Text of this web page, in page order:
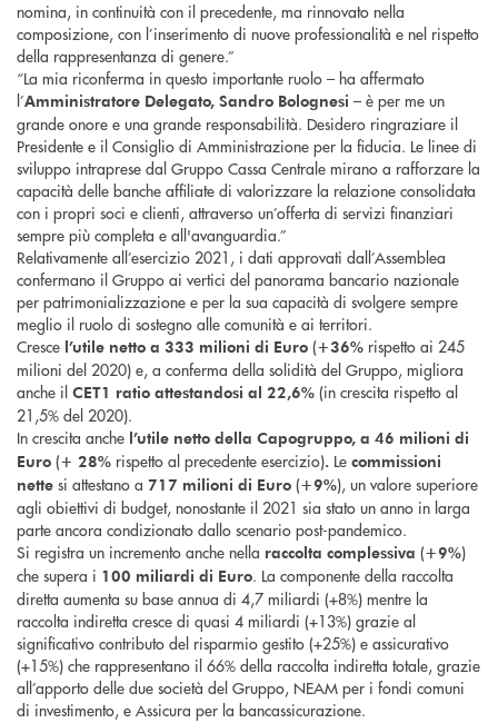
nomina, in continuità con il precedente, ma rinnovato nella
composizione, con l’inserimento di nuove professionalità e nel rispetto
della rappresentanza di genere.”
“La mia riconferma in questo importante ruolo – ha affermato
l’Amministratore Delegato, Sandro Bolognesi – è per me un
grande onore e una grande responsabilità. Desidero ringraziare il
Presidente e il Consiglio di Amministrazione per la fiducia. Le linee di
sviluppo intraprese dal Gruppo Cassa Centrale mirano a rafforzare la
capacità delle banche affiliate di valorizzare la relazione consolidata
con i propri soci e clienti, attraverso un’offerta di servizi finanziari
sempre più completa e all'avanguardia.”
Relativamente all’esercizio 2021, i dati approvati dall’Assemblea
confermano il Gruppo ai vertici del panorama bancario nazionale
per patrimonializzazione e per la sua capacità di svolgere sempre
meglio il ruolo di sostegno alle comunità e ai territori.
Cresce l’utile netto a 333 milioni di Euro (+36% rispetto ai 245
milioni del 2020) e, a conferma della solidità del Gruppo, migliora
anche il CET1 ratio attestandosi al 22,6% (in crescita rispetto al
21,5% del 2020).
In crescita anche l’utile netto della Capogruppo, a 46 milioni di
Euro (+ 28% rispetto al precedente esercizio). Le commissioni
nette si attestano a 717 milioni di Euro (+9%), un valore superiore
agli obiettivi di budget, nonostante il 2021 sia stato un anno in larga
parte ancora condizionato dallo scenario post-pandemico.
Si registra un incremento anche nella raccolta complessiva (+9%)
che supera i 100 miliardi di Euro. La componente della raccolta
diretta aumenta su base annua di 4,7 miliardi (+8%) mentre la
raccolta indiretta cresce di quasi 4 miliardi (+13%) grazie al
significativo contributo del risparmio gestito (+25%) e assicurativo
(+15%) che rappresentano il 66% della raccolta indiretta totale, grazie
all’apporto delle due società del Gruppo, NEAM per i fondi comuni
di investimento, e Assicura per la bancassicurazione.